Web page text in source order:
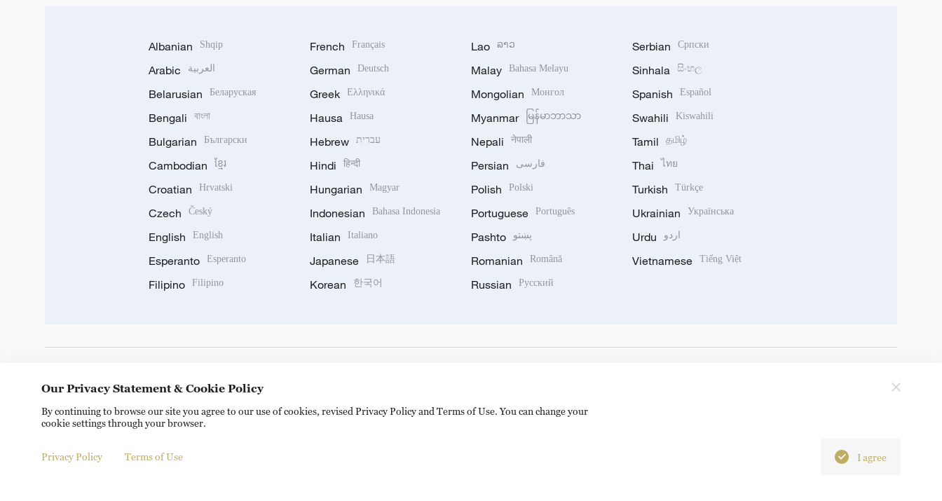
Albanian Shqip
Arabic العربية
Belarusian Беларуская
Bengali বাংলা
Bulgarian Български
Cambodian ខ្មែរ
Croatian Hrvatski
Czech Český
English English
Esperanto Esperanto
Filipino Filipino
French Français
German Deutsch
Greek Ελληνικά
Hausa Hausa
Hebrew עברית
Hindi हिन्दी
Hungarian Magyar
Indonesian Bahasa Indonesia
Italian Italiano
Japanese 日本語
Korean 한국어
Lao ລາວ
Malay Bahasa Melayu
Mongolian Монгол
Myanmar မြန်မာဘာသာ
Nepali नेपाली
Persian فارسی
Polish Polski
Portuguese Português
Pashto پښتو
Romanian Română
Russian Русский
Serbian Српски
Sinhala සිංහල
Spanish Español
Swahili Kiswahili
Tamil தமிழ்
Thai ไทย
Turkish Türkçe
Ukrainian Українська
Urdu اردو
Vietnamese Tiếng Việt
Copyright © 2024 CGTN. 京ICP备20000184号
Our Privacy Statement & Cookie Policy
By continuing to browse our site you agree to our use of cookies, revised Privacy Policy and Terms of Use. You can change your
cookie settings through your browser.
Privacy Policy Terms of Use I agree